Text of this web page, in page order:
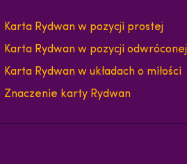
Karta Rydwan w pozycji prostej
Karta Rydwan w pozycji odwróconej
Karta Rydwan w układach o miłości
Znaczenie karty Rydwan